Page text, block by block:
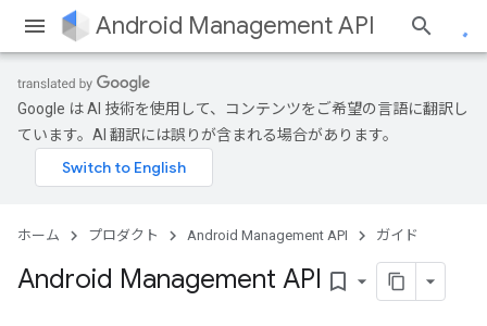
Android Management API
Google は AI 技術を使用して、コンテンツをご希望の言語に翻訳し
ています。AI 翻訳には誤りが含まれる場合があります。
ホーム プロダクト Android Management API ガイド
Android Management API bookmark_border